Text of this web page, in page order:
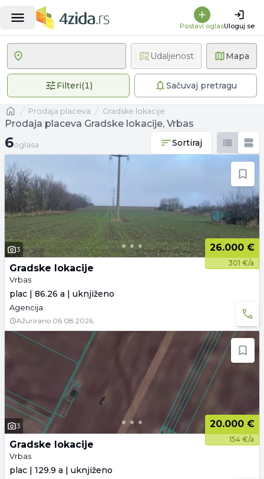
Postavi oglasUloguj se
Mapa
Filteri(1)1 primenjen filterSačuvaj pretragu
Udaljenost
Naslovnaprodaja placeva Gradske lokacije
Prodaja placeva Gradske lokacije, Vrbas
6 oglasa
6oglasa Sortiraj
3 26.000 €
301 €/a
Gradske lokacije
Vrbas
plac | 86.26 a | uknjiženo
Agencija
Ažurirano 06.08.2026.
3 20.000 €
154 €/a
Gradske lokacije
Vrbas
plac | 129.9 a | uknjiženo